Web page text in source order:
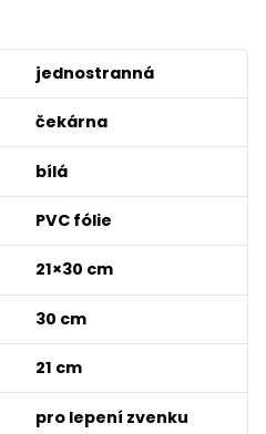
jednostranná
čekárna
bílá
PVC fólie
21×30 cm
30 cm
21 cm
pro lepení zvenku